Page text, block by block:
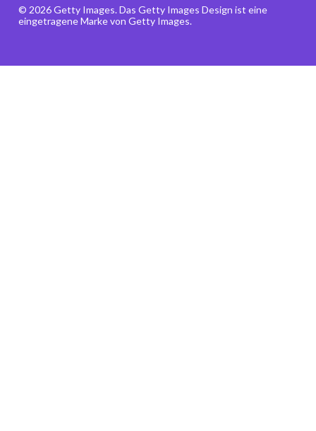
© 2026 Getty Images. Das Getty Images Design ist eine
eingetragene Marke von Getty Images.